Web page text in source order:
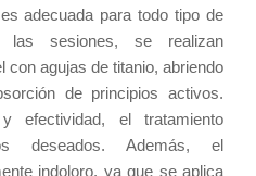
adecuada para todo tipo de
sesiones, se realizan
con agujas de titanio, abriendo
de principios activos.
efectividad, el tratamiento
deseados. Además, el
indoloro, ya que se aplica